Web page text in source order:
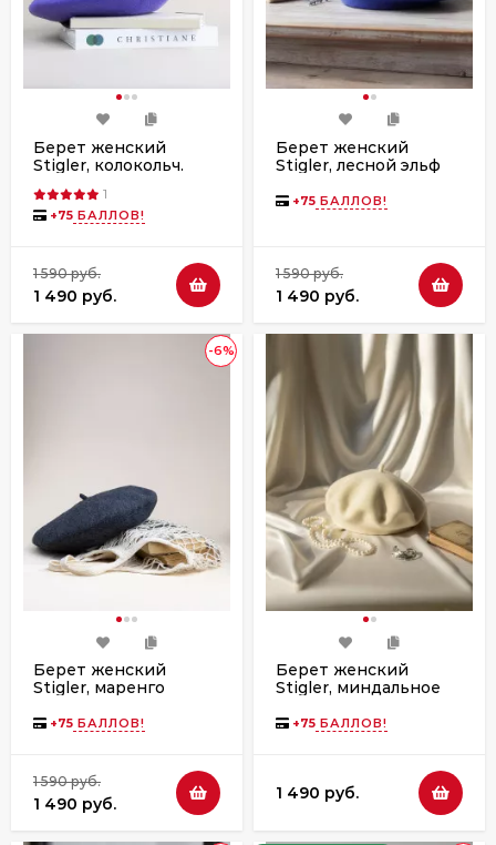
Берет женский
Stigler, колокольч.
1
+75 БАЛЛОВ!
1 590 руб.
1 490 руб.
Берет женский
Stigler, лесной эльф
+75 БАЛЛОВ!
1 590 руб.
1 490 руб.
-6%
Берет женский
Stigler, маренго
+75 БАЛЛОВ!
1 590 руб.
1 490 руб.
Берет женский
Stigler, миндальное
+75 БАЛЛОВ!
1 490 руб.